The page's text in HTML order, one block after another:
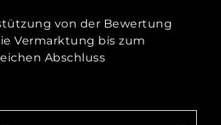
von der Bewertung
Vermarktung bis zum
Abschluss